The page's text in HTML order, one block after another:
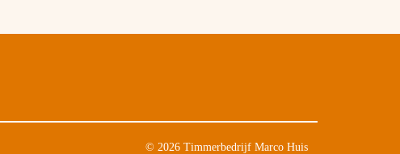
© 2026 Timmerbedrijf Marco Huis